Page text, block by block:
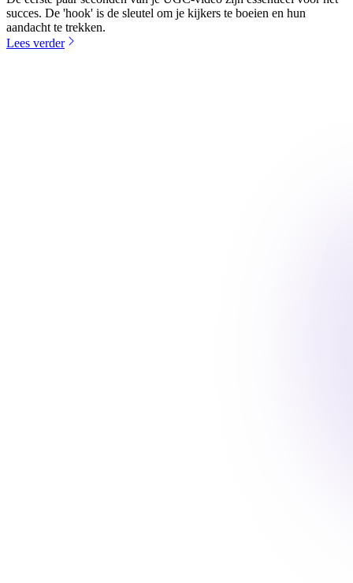
succes. De 'hook' is de sleutel om je kijkers te boeien en hun
aandacht te trekken.
Lees verder